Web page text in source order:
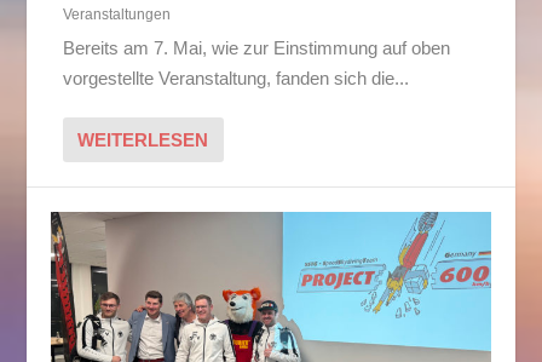
Veranstaltungen
Bereits am 7. Mai, wie zur Einstimmung auf oben
vorgestellte Veranstaltung, fanden sich die...
WEITERLESEN